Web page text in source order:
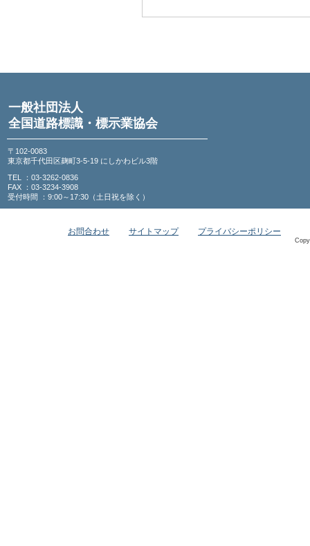
一般社団法人
全国道路標識・標示業協会
〒102-0083
東京都千代田区麹町3-5-19 にしかわビル3階
TEL ：03-3262-0836
FAX ：03-3234-3908
受付時間 ：9:00～17:30（土日祝を除く）
お問合わせ サイトマップ プライバシーポリシー